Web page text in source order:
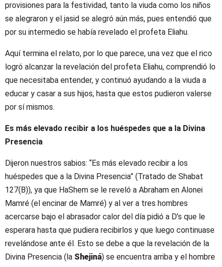
provisiones para la festividad, tanto la viuda como los niños
se alegraron y el jasid se alegró aún más, pues entendió que
por su intermedio se había revelado el profeta Eliahu.
Aquí termina el relato, por lo que parece, una vez que el rico
logró alcanzar la revelación del profeta Eliahu, comprendió lo
que necesitaba entender, y continuó ayudando a la viuda a
educar y casar a sus hijos, hasta que estos pudieron valerse
por sí mismos.
Es más elevado recibir a los huéspedes que a la Divina
Presencia
Dijeron nuestros sabios: “Es más elevado recibir a los
huéspedes que a la Divina Presencia” (Tratado de Shabat
127(B)), ya que HaShem se le reveló a Abraham en Alonei
Mamré (el encinar de Mamré) y al ver a tres hombres
acercarse bajo el abrasador calor del día pidió a D’s que le
esperara hasta que pudiera recibirlos y que luego continuase
revelándose ante él. Esto se debe a que la revelación de la
Divina Presencia (la Shejiná) se encuentra arriba y el hombre